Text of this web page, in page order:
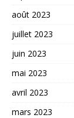
août 2023
juillet 2023
juin 2023
mai 2023
avril 2023
mars 2023